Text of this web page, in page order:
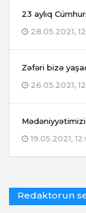
23 aylıq
28.05.2021,
Zəfəri bizə
26.05.2021,
19.05.2021,
Redaktorun